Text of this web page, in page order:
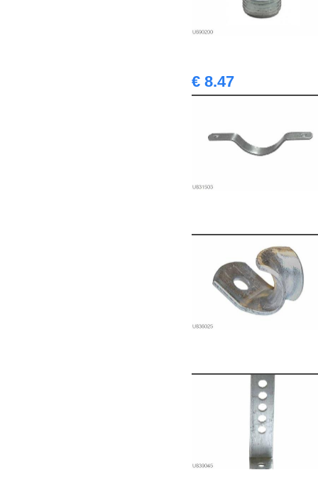
€ 8.47